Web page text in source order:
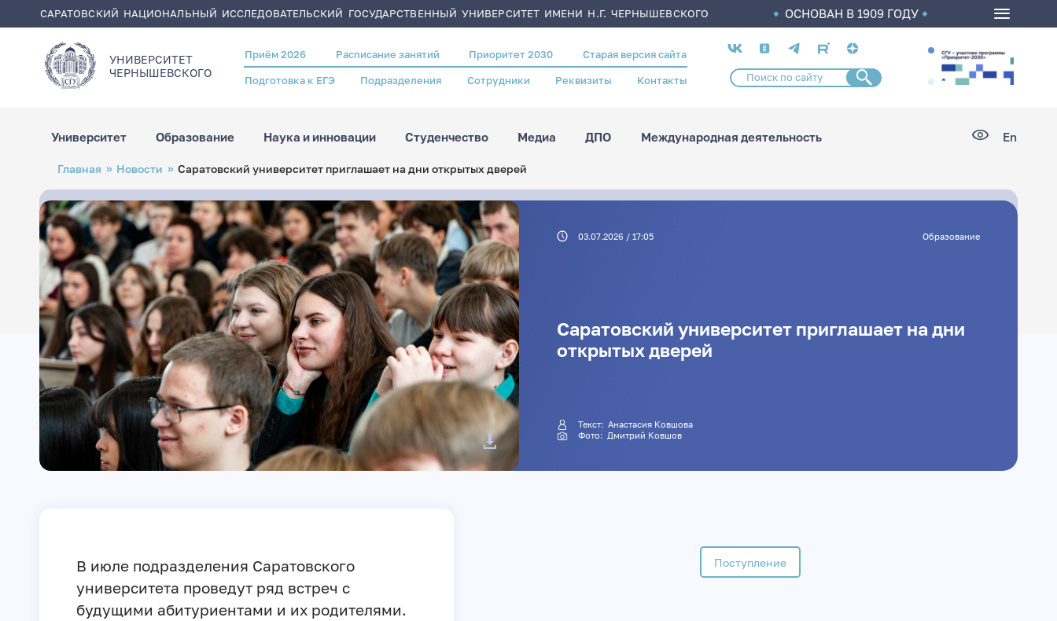
содержанию
САРАТОВСКИЙ НАЦИОНАЛЬНЫЙ ИССЛЕДОВАТЕЛЬСКИЙ ГОСУДАРСТВЕННЫЙ УНИВЕРСИТЕТ ИМЕНИ Н.Г. ЧЕРНЫШЕВСКОГО ОСНОВАН В 1909 ГОДУ
УНИВЕРСИТЕТ
ЧЕРНЫШЕВСКОГO
Header
menu
Приём 2026 Расписание занятий Приоритет 2030 Старая версия сайта
Подготовка к ЕГЭ Подразделения Сотрудники Реквизиты Контакты
Социальные
сети
Университет Образование Наука и инновации Студенчество Медиа ДПО Международная деятельность En
Строка
навигации
Главная Новости Саратовский университет приглашает на дни открытых дверей
03.07.2026 / 17:05 Образование
Саратовский университет приглашает на дни
открытых дверей
Текст:Анастасия Ковшова
Фото: Дмитрий Ковшов
В июле подразделения Саратовского
университета проведут ряд встреч с
будущими абитуриентами и их родителями.
Поступление